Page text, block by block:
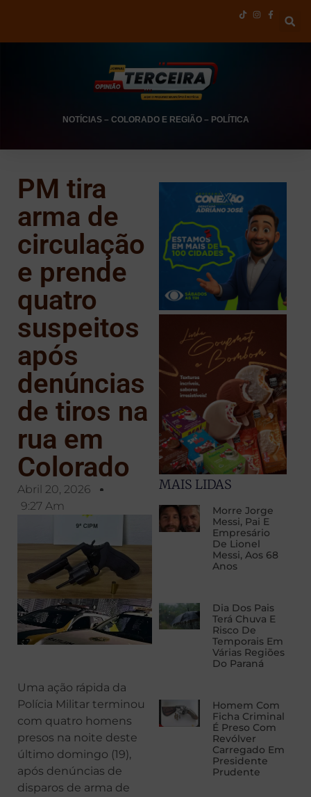
NOTÍCIAS– COLORADO E REGIÃO– POLÍTICA
PM tira
arma de
circulação
e prende
quatro
suspeitos
após
denúncias
de tiros na
rua em
Colorado
Abril 20, 2026
9:27 Am
Uma ação rápida da
Polícia Militar terminou
com quatro homens
presos na noite deste
último domingo (19),
após denúncias de
disparos de arma de
MAIS LIDAS
Morre Jorge
Messi, Pai E
Empresário
De Lionel
Messi, Aos 68
Anos
Dia Dos Pais
Terá Chuva E
Risco De
Temporais Em
Várias Regiões
Do Paraná
Homem Com
Ficha Criminal
É Preso Com
Revólver
Carregado Em
Presidente
Prudente